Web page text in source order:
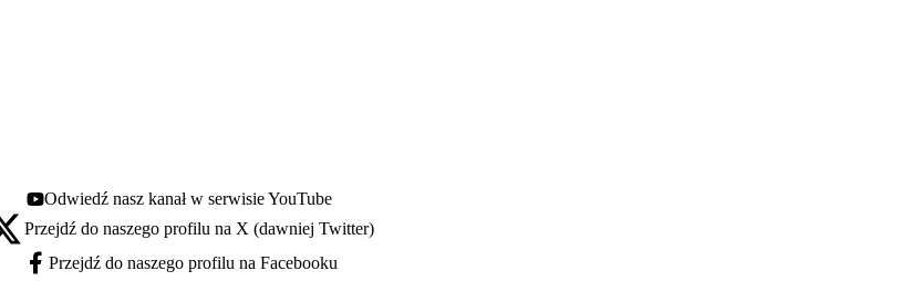
Youtube - otwiera się w nowej karcie
Odwiedź nasz kanał w serwisie YouTube
otwiera się w nowej karcie
Przejdź do naszego profilu na X (dawniej Twitter)
Facebook - otwiera się w nowej karcie
Przejdź do naszego profilu na Facebooku